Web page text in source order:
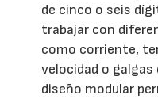
de cinco o seis
trabajar con
como corriente,
velocidad o
diseño modular